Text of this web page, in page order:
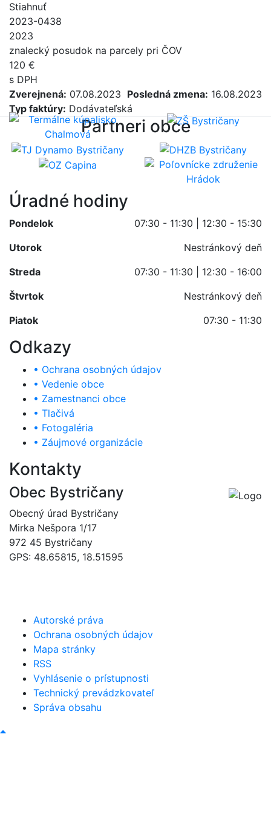
Stiahnuť
2023-0438
2023
znalecký posudok na parcely pri ČOV
120 €
s DPH
Zverejnená: 07.08.2023 Posledná zmena: 16.08.2023
Typ faktúry: Dodávateľská
Partneri obce
Úradné hodiny
Pondelok
07:30 - 11:30 | 12:30 - 15:30
Utorok
Nestránkový deň
Streda
07:30 - 11:30 | 12:30 - 16:00
Štvrtok
Nestránkový deň
Piatok
07:30 - 11:30
Odkazy
• Ochrana osobných údajov
• Vedenie obce
• Zamestnanci obce
• Tlačivá
• Fotogaléria
• Záujmové organizácie
Kontakty
Obec Bystričany
Obecný úrad Bystričany
Mirka Nešpora 1/17
972 45 Bystričany
GPS: 48.65815, 18.51595
Autorské práva
Ochrana osobných údajov
Mapa stránky
RSS
Vyhlásenie o prístupnosti
Technický prevádzkovateľ
Správa obsahu